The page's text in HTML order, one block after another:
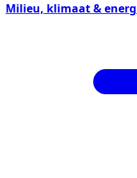
Milieu, klimaat &